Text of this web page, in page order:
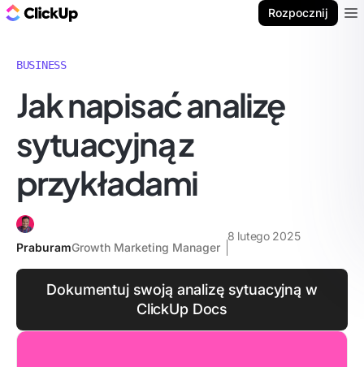
Rozpocznij
BUSINESS
Jak napisać analizę
sytuacyjną z
przykładami
PraburamGrowth Marketing Manager
8 lutego 2025
Dokumentuj swoją analizę sytuacyjną w
ClickUp Docs